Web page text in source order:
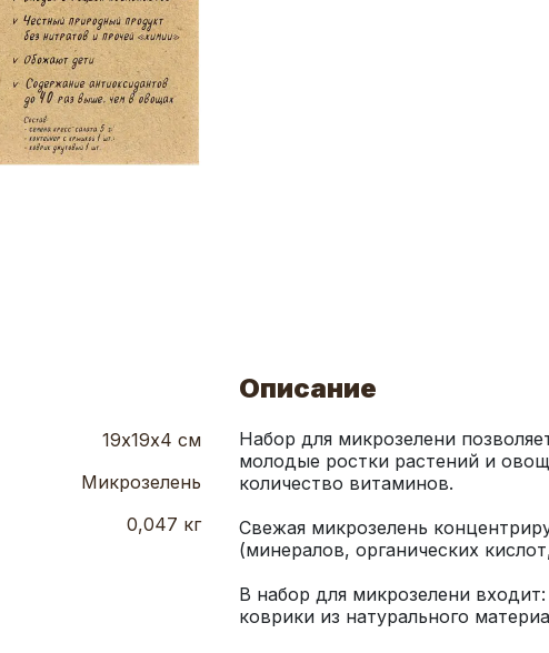
19х19х4 см
Микрозелень
0,047 кг
Описание
Набор для микрозелени
молодые ростки растений и
Свежая микрозелень
В набор для микрозелени
коврики из натурального